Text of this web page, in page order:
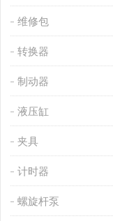
维修包
转换器
制动器
液压缸
夹具
计时器
螺旋杆泵